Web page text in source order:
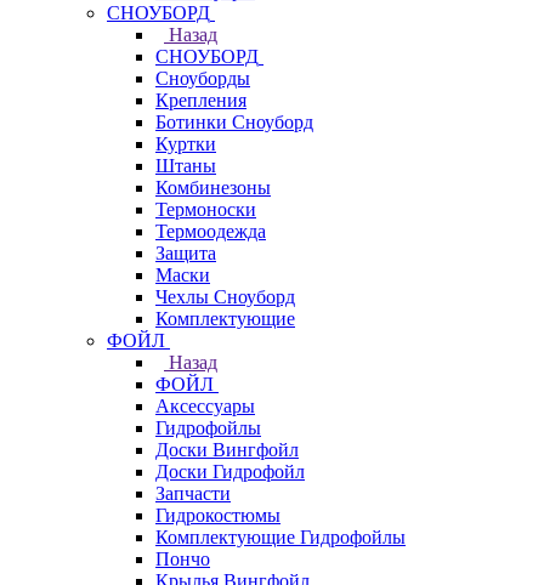
СНОУБОРД
Назад
СНОУБОРД
Сноуборды
Крепления
Ботинки Сноуборд
Куртки
Штаны
Комбинезоны
Термоноски
Термоодежда
Защита
Маски
Чехлы Сноуборд
Комплектующие
ФОЙЛ
Назад
ФОЙЛ
Аксессуары
Гидрофойлы
Доски Вингфойл
Доски Гидрофойл
Запчасти
Гидрокостюмы
Комплектующие Гидрофойлы
Пончо
Крылья Вингфойл